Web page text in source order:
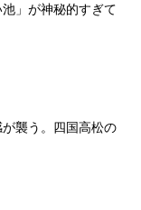
」が神秘的すぎて
襲う。四国高松の